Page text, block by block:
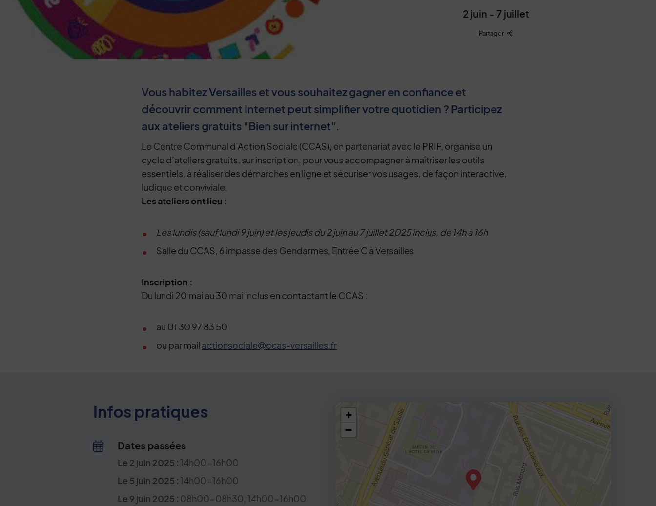
2 juin - 7 juillet
Partager Liste des liens de partage
Vous habitez Versailles et vous souhaitez gagner en confiance et
découvrir comment Internet peut simplifier votre quotidien ? Participez
aux ateliers gratuits "Bien sur internet".
Le Centre Communal d’Action Sociale (CCAS), en partenariat avec le PRIF, organise un
cycle d’ateliers gratuits, sur inscription, pour vous accompagner à maîtriser les outils
essentiels, à réaliser des démarches en ligne et sécuriser vos usages, de façon interactive,
ludique et conviviale.
Les ateliers ont lieu :
Les lundis (sauf lundi 9 juin) et les jeudis du 2 juin au 7 juillet 2025 inclus, de 14h à 16h
Salle du CCAS, 6 impasse des Gendarmes, Entrée C à Versailles
Inscription :
Du lundi 20 mai au 30 mai inclus en contactant le CCAS :
au 01 30 97 83 50
ou par mail actionsociale@ccas-versailles.fr
Infos pratiques
Dates passées
Le 2 juin 2025 : 14h00-16h00
Le 5 juin 2025 : 14h00-16h00
Le 9 juin 2025 : 08h00-08h30, 14h00-16h00
48.80038,2.130798
+
−